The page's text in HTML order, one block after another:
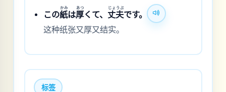
この紙
かみ
は厚
あつ
くて、 丈夫
じょうぶ
です。
这种纸张又厚又结实。
标签